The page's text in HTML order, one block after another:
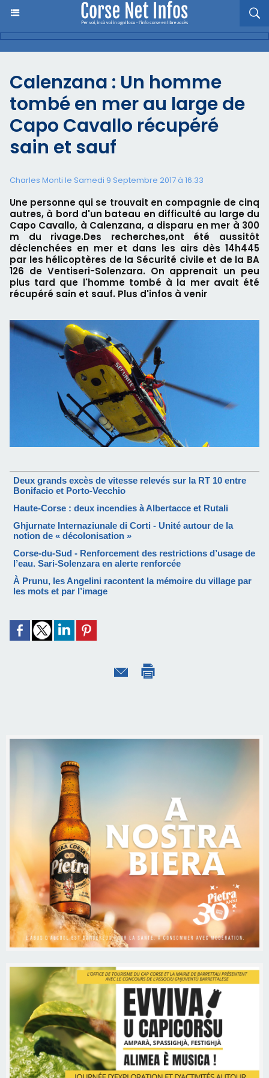
Calenzana : Un homme
tombé en mer au large de
Capo Cavallo récupéré
sain et sauf
Charles Monti le Samedi 9 Septembre 2017 à 16:33
Une personne qui se trouvait en compagnie de cinq
autres, à bord d'un bateau en difficulté au large du
Capo Cavallo, à Calenzana, a disparu en mer à 300
m du rivage.Des recherches,ont été aussitôt
déclenchées en mer et dans les airs dès 14h445
par les hélicoptères de la Sécurité civile et de la BA
126 de Ventiseri-Solenzara. On apprenait un peu
plus tard que l'homme tombé à la mer avait été
récupéré sain et sauf. Plus d'infos à venir
Deux grands excès de vitesse relevés sur la RT 10 entre
Bonifacio et Porto-Vecchio
Haute-Corse : deux incendies à Albertacce et Rutali
Ghjurnate Internaziunale di Corti - Unité autour de la
notion de « décolonisation »
Corse-du-Sud - Renforcement des restrictions d’usage de
l’eau. Sari-Solenzara en alerte renforcée
À Prunu, les Angelini racontent la mémoire du village par
les mots et par l’image